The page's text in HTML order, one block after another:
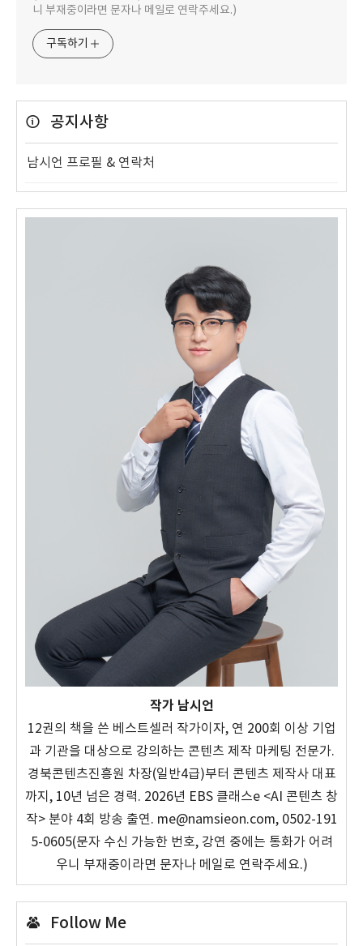
니 부재중이라면 문자나 메일로 연락주세요.)
구독하기
공지사항
남시언 프로필 & 연락처
작가 남시언
12권의 책을 쓴 베스트셀러 작가이자, 연 200회 이상 기업
과 기관을 대상으로 강의하는 콘텐츠 제작 마케팅 전문가.
경북콘텐츠진흥원 차장(일반4급)부터 콘텐츠 제작사 대표
까지, 10년 넘은 경력. 2026년 EBS 클래스e <AI 콘텐츠 창
작> 분야 4회 방송 출연. me@namsieon.com, 0502-191
5-0605(문자 수신 가능한 번호, 강연 중에는 통화가 어려
우니 부재중이라면 문자나 메일로 연락주세요.)
Follow Me